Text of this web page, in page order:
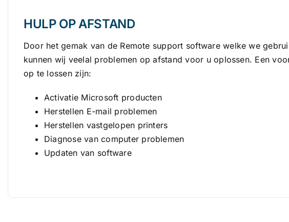
HULP OP AFSTAND
Door het gemak van de Remote support software welke we
kunnen wij veelal problemen op afstand voor u oplossen. Een
op te lossen zijn:
Activatie Microsoft producten
Herstellen E-mail problemen
Herstellen vastgelopen printers
Diagnose van computer problemen
Updaten van software